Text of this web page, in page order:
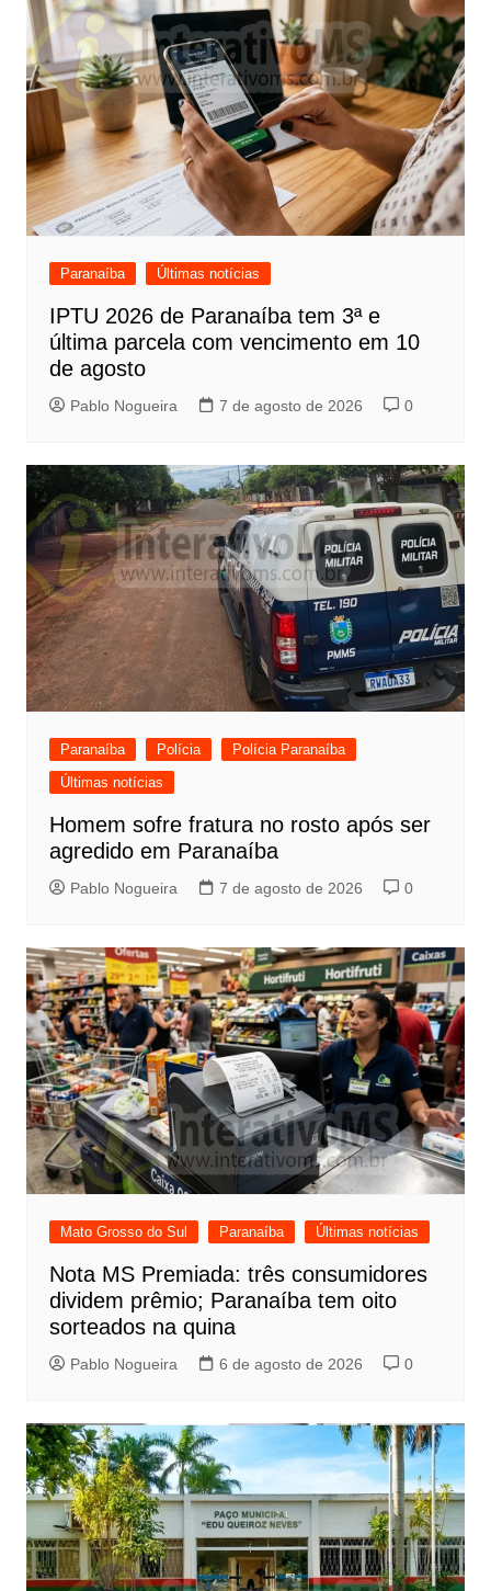
Paranaíba Últimas notícias
IPTU 2026 de Paranaíba tem 3ª e
última parcela com vencimento em 10
de agosto
Pablo Nogueira 7 de agosto de 2026 0
Paranaíba Polícia
Polícia Paranaíba
Últimas notícias
Homem sofre fratura no rosto após ser
agredido em Paranaíba
Pablo Nogueira 7 de agosto de 2026 0
Mato Grosso do Sul Paranaíba Últimas notícias
Nota MS Premiada: três consumidores
dividem prêmio; Paranaíba tem oito
sorteados na quina
Pablo Nogueira 6 de agosto de 2026 0